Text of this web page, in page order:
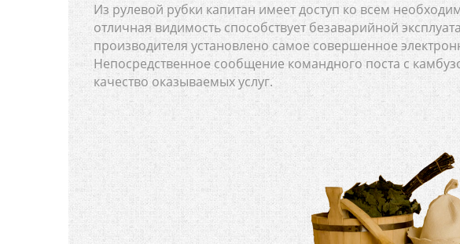
Из рулевой рубки капитан имеет доступ ко всем
отличная видимость способствует безаварийной
производителя установлено самое совершенное
Непосредственное сообщение командного поста с
качество оказываемых услуг.